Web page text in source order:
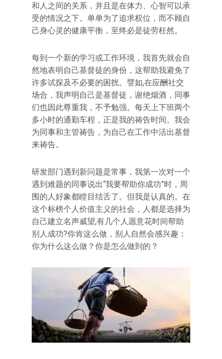
和人之间的关系，并且是在体力、心智可以承
受的情况之下。单单为了追求权位，而不顾自
己身心灵的健康平衡，至终必是徒劳枉然。
每到一个新的学习或工作环境，我首先就会自
然地表明自己基督徒的身份，这帮助我避免了
许多试探及不必要的困扰。譬如,在应酬社交
场合，我声明自己是基督徒，谢绝烟酒，同事
们也因此尊重我，不予勉强。每天上下班两个
多小时的通勤车程，正是我的祷告时间。我会
为同事和主管祷告，为自己在工作中活出基督
来祷告。
研发部门遇到新问题是常事，我第一次对一个
遇到难题的同事说出“我要帮助你成功”时，周
围的人好象都瞠目结舌了。但我是认真的。在
这个标榜个人价值主义的社会，人都是选择为
自己建立名声威望,有几个人愿意花时间帮助
别人成功?你肯这么做，别人自然会感兴趣：
你为什么这么做？你是怎么做到的？